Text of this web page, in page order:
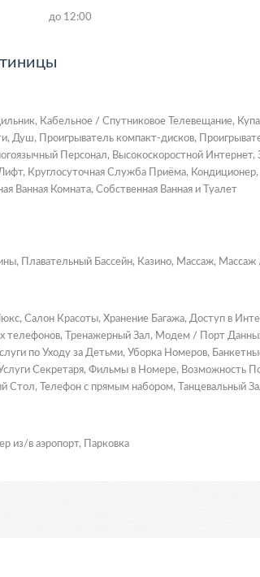
до 12:00
Кабельное / Спутниковое Телевещание,
Душ, Проигрыватель компакт-дисков,
Персонал, Высокоскоростной Интернет,
Круглосуточная Служба Приёма,
Ванная Комната, Собственная Ванная и Туалет
Плавательный Бассейн, Казино, Массаж,
Салон Красоты, Хранение Багажа, Доступ в
телефонов, Тренажерный Зал, Модем / Порт
по Уходу за Детьми, Уборка Номеров,
Секретаря, Фильмы в Номере, Возможность
Стол, Телефон с прямым набором, Танцевальный
из/в аэропорт, Парковка